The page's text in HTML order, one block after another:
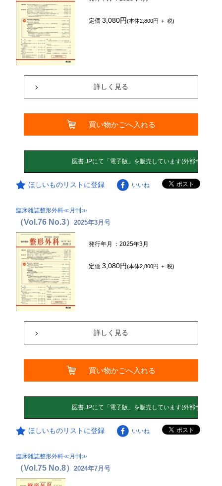
定価3,080円(本体2,800円 ＋ 税)
詳しく見る
買い物かごへ入れる
ほしいものリストに登録 いいね
臨床雑誌整形外科≪月刊≫
（Vol.76 No.3）2025年3月号
発行年月 ：2025年3月
定価3,080円(本体2,800円 ＋ 税)
詳しく見る
買い物かごへ入れる
ほしいものリストに登録 いいね
臨床雑誌整形外科≪月刊≫
（Vol.75 No.8）2024年7月号